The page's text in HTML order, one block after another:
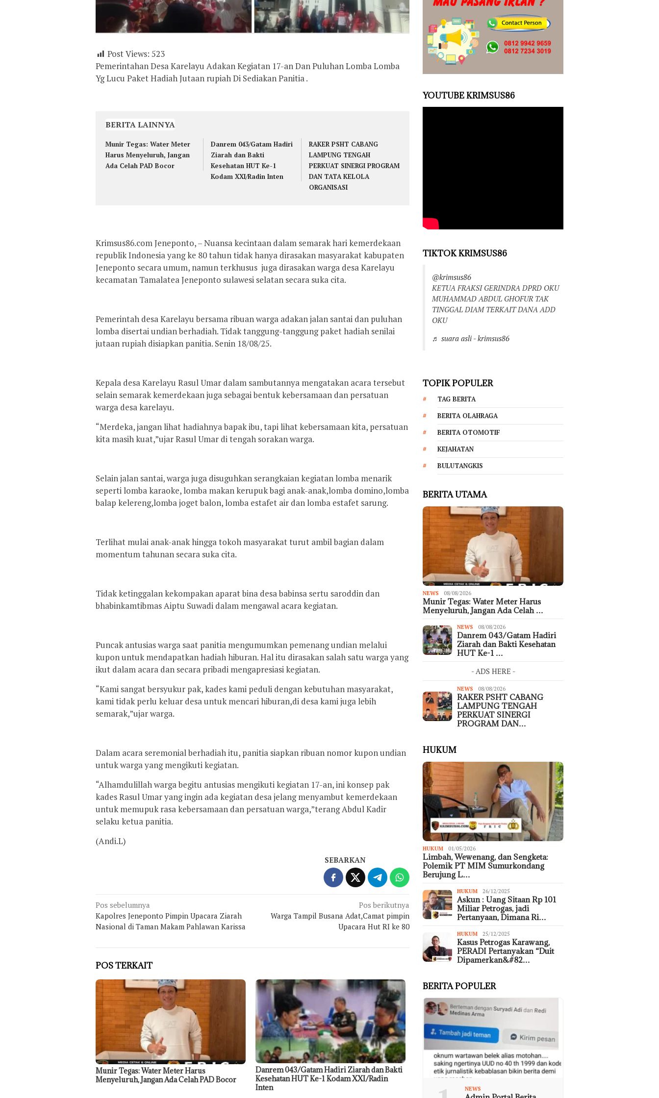
Post Views: 523
Pemerintahan Desa Karelayu Adakan Kegiatan 17-an Dan Puluhan Lomba Lomba
Yg Lucu Paket Hadiah Jutaan rupiah Di Sediakan Panitia .
BERITA LAINNYA
Munir Tegas: Water Meter
Harus Menyeluruh, Jangan
Ada Celah PAD Bocor
Danrem 043/Gatam Hadiri
Ziarah dan Bakti
Kesehatan HUT Ke-1
Kodam XXI/Radin Inten
RAKER PSHT CABANG
LAMPUNG TENGAH
PERKUAT SINERGI PROGRAM
DAN TATA KELOLA
ORGANISASI
Krimsus86.com Jeneponto, – Nuansa kecintaan dalam semarak hari kemerdekaan
republik Indonesia yang ke 80 tahun tidak hanya dirasakan masyarakat kabupaten
Jeneponto secara umum, namun terkhusus juga dirasakan warga desa Karelayu
kecamatan Tamalatea Jeneponto sulawesi selatan secara suka cita.
Pemerintah desa Karelayu bersama ribuan warga adakan jalan santai dan puluhan
lomba disertai undian berhadiah. Tidak tanggung-tanggung paket hadiah senilai
jutaan rupiah disiapkan panitia. Senin 18/08/25.
Kepala desa Karelayu Rasul Umar dalam sambutannya mengatakan acara tersebut
selain semarak kemerdekaan juga sebagai bentuk kebersamaan dan persatuan
warga desa karelayu.
“Merdeka, jangan lihat hadiahnya bapak ibu, tapi lihat kebersamaan kita, persatuan
kita masih kuat,”ujar Rasul Umar di tengah sorakan warga.
Selain jalan santai, warga juga disuguhkan serangkaian kegiatan lomba menarik
seperti lomba karaoke, lomba makan kerupuk bagi anak-anak,lomba domino,lomba
balap kelereng,lomba joget balon, lomba estafet air dan lomba estafet sarung.
Terlihat mulai anak-anak hingga tokoh masyarakat turut ambil bagian dalam
momentum tahunan secara suka cita.
Tidak ketinggalan kekompakan aparat bina desa babinsa sertu saroddin dan
bhabinkamtibmas Aiptu Suwadi dalam mengawal acara kegiatan.
Puncak antusias warga saat panitia mengumumkan pemenang undian melalui
kupon untuk mendapatkan hadiah hiburan. Hal itu dirasakan salah satu warga yang
ikut dalam acara dan secara pribadi mengapresiasi kegiatan.
“Kami sangat bersyukur pak, kades kami peduli dengan kebutuhan masyarakat,
kami tidak perlu keluar desa untuk mencari hiburan,di desa kami juga lebih
semarak,”ujar warga.
Dalam acara seremonial berhadiah itu, panitia siapkan ribuan nomor kupon undian
untuk warga yang mengikuti kegiatan.
“Alhamdulillah warga begitu antusias mengikuti kegiatan 17-an, ini konsep pak
kades Rasul Umar yang ingin ada kegiatan desa jelang menyambut kemerdekaan
untuk memupuk rasa kebersamaan dan persatuan warga,”terang Abdul Kadir
selaku ketua panitia.
(Andi.L)
SEBARKAN
Navigasi
pos
Pos sebelumnya
Kapolres Jeneponto Pimpin Upacara Ziarah
Nasional di Taman Makam Pahlawan Karissa
Pos berikutnya
Warga Tampil Busana Adat,Camat pimpin
Upacara Hut RI ke 80
POS TERKAIT
Munir Tegas: Water Meter Harus
Menyeluruh, Jangan Ada Celah PAD Bocor
Danrem 043/Gatam Hadiri Ziarah dan Bakti
Kesehatan HUT Ke-1 Kodam XXI/Radin
Inten
YOUTUBE KRIMSUS86
TIKTOK KRIMSUS86
@krimsus86
KETUA FRAKSI GERINDRA DPRD OKU
MUHAMMAD ABDUL GHOFUR TAK
TINGGAL DIAM TERKAIT DANA ADD
OKU
♬ suara asli - krimsus86
TOPIK POPULER
TAG BERITA
BERITA OLAHRAGA
BERITA OTOMOTIF
KEJAHATAN
BULUTANGKIS
BERITA UTAMA
NEWS 08/08/2026
Munir Tegas: Water Meter Harus
Menyeluruh, Jangan Ada Celah …
NEWS 08/08/2026
Danrem 043/Gatam Hadiri
Ziarah dan Bakti Kesehatan
HUT Ke-1 …
- ADS HERE -
NEWS 08/08/2026
RAKER PSHT CABANG
LAMPUNG TENGAH
PERKUAT SINERGI
PROGRAM DAN…
HUKUM
HUKUM 01/05/2026
Limbah, Wewenang, dan Sengketa:
Polemik PT MIM Sumurkondang
Berujung L…
HUKUM 26/12/2025
Askun : Uang Sitaan Rp 101
Miliar Petrogas, jadi
Pertanyaan, Dimana Ri…
HUKUM 25/12/2025
Kasus Petrogas Karawang,
PERADI Pertanyakan “Duit
Dipamerkan&#82…
BERITA POPULER
NEWS